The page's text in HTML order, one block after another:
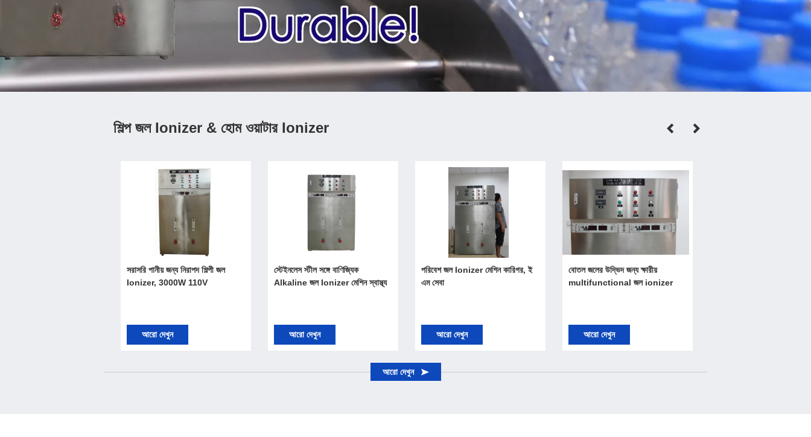
শিল্প জল Ionizer & হোম ওয়াটার Ionizer
সরাসরি পানীয় জন্য নিরাপদ শিল্পী জল
Ionizer, 3000W 110V
আরো দেখুন
স্টেইনলেস স্টীল সঙ্গে বাণিজ্যিক
Alkaline জল Ionizer মেশিন স্বাস্থ্য
আরো দেখুন
পরিবেশ জল Ionizer মেশিন কারিগর, ই
এম সেবা
আরো দেখুন
বোতল জলের উদ্ভিদ জন্য ক্ষারীয়
multifunctional জল ionizer
আরো দেখুন
আরো দেখুন